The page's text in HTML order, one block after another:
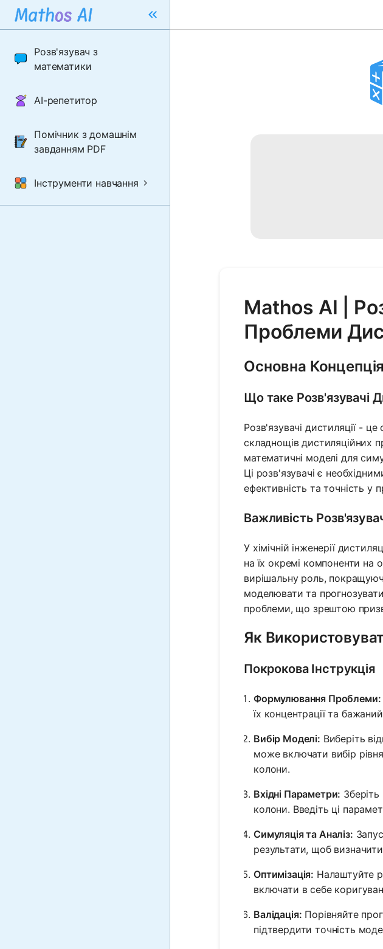
Розв'язувач з
математики
AI-репетитор
Помічник з домашнім
завданням PDF
Інструменти навчання
Mathos AI |
Проблеми
Основна
Що таке Розв'язувачі
Розв'язувачі дистиляції - це
складнощів дистиляційних
математичні моделі для
Ці розв'язувачі є
ефективність та точність у
Важливість
У хімічній інженерії
на їх окремі компоненти на
вирішальну роль,
моделювати та
проблеми, що зрештою
Як
Покрокова Інструкція
Формулювання Проблеми:
їх концентрації та
Вибір Моделі: Виберіть
може включати вибір
колони.
Вхідні Параметри: Зберіть
колони. Введіть ці
Симуляція та Аналіз:
результати, щоб
Оптимізація: Налаштуйте
включати в себе
Валідація: Порівняйте
підтвердити точність